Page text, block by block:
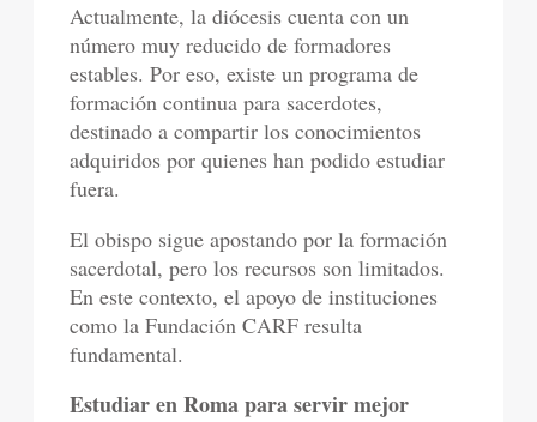
Actualmente, la diócesis cuenta con un
número muy reducido de formadores
estables. Por eso, existe un programa de
formación continua para sacerdotes,
destinado a compartir los conocimientos
adquiridos por quienes han podido estudiar
fuera.
El obispo sigue apostando por la formación
sacerdotal, pero los recursos son limitados.
En este contexto, el apoyo de instituciones
como la Fundación CARF resulta
fundamental.
Estudiar en Roma para servir mejor